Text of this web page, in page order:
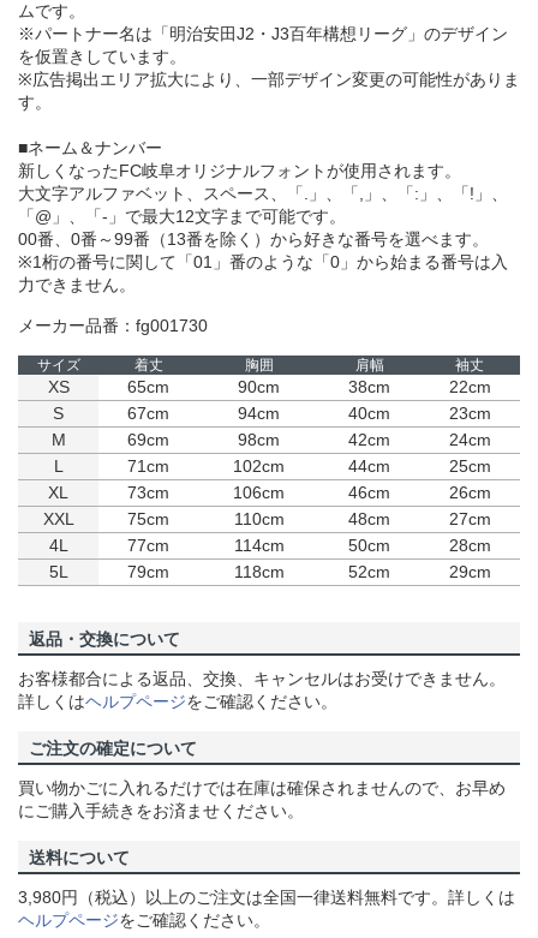
ムです。
※パートナー名は「明治安田J2・J3百年構想リーグ」のデザイン
を仮置きしています。
※広告掲出エリア拡大により、一部デザイン変更の可能性がありま
す。
■ネーム＆ナンバー
新しくなったFC岐阜オリジナルフォントが使用されます。
大文字アルファベット、スペース、「.」、「,」、「:」、「!」、
「@」、「-」で最大12文字まで可能です。
00番、0番～99番（13番を除く）から好きな番号を選べます。
※1桁の番号に関して「01」番のような「0」から始まる番号は入
力できません。
メーカー品番：fg001730
サイズ 着丈 胸囲 肩幅 袖丈
XS 65cm 90cm 38cm
22cm
S
67cm 94cm 40cm
23cm
M
69cm 98cm 42cm
24cm
L
71cm 102cm 44cm
25cm
XL
73cm 106cm 46cm
26cm
XXL
75cm 110cm 48cm
27cm
4L
77cm 114cm 50cm
28cm
5L
79cm 118cm 52cm 29cm
返品・交換について
お客様都合による返品、交換、キャンセルはお受けできません。
詳しくはヘルプページをご確認ください。
ご注文の確定について
買い物かごに入れるだけでは在庫は確保されませんので、お早め
にご購入手続きをお済ませください。
送料について
3,980円（税込）以上のご注文は全国一律送料無料です。詳しくは
ヘルプページをご確認ください。